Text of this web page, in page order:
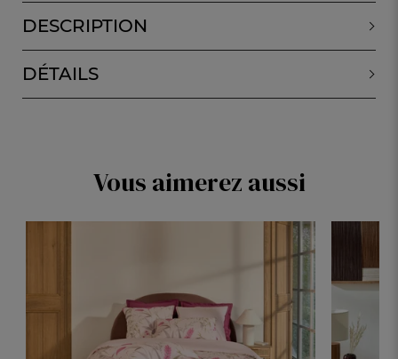
DESCRIPTION
DÉTAILS
Vous aimerez aussi